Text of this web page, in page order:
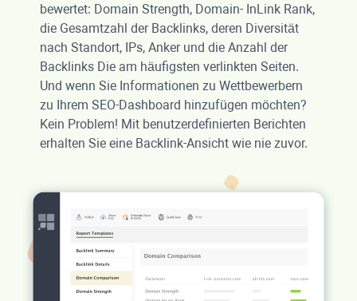
bewertet: Domain Strength, Domain- InLink Rank,
die Gesamtzahl der Backlinks, deren Diversität
nach Standort, IPs, Anker und die Anzahl der
Backlinks Die am häufigsten verlinkten Seiten.
Und wenn Sie Informationen zu Wettbewerbern
zu Ihrem SEO-Dashboard hinzufügen möchten?
Kein Problem! Mit benutzerdefinierten Berichten
erhalten Sie eine Backlink-Ansicht wie nie zuvor.